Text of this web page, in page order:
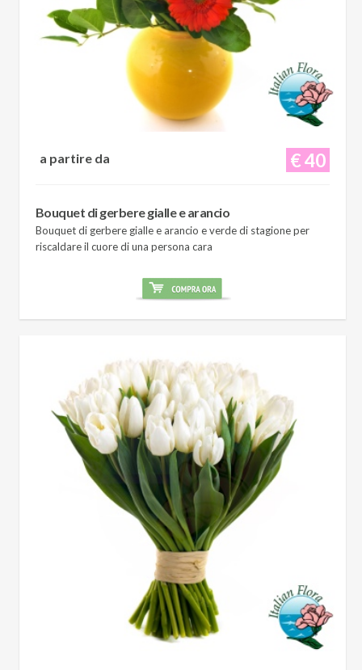
€ 40
a partire da
Bouquet di gerbere gialle e arancio
Bouquet di gerbere gialle e arancio e verde di stagione per
riscaldare il cuore di una persona cara